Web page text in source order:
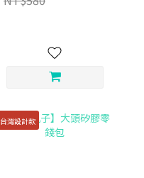
台灣設計款